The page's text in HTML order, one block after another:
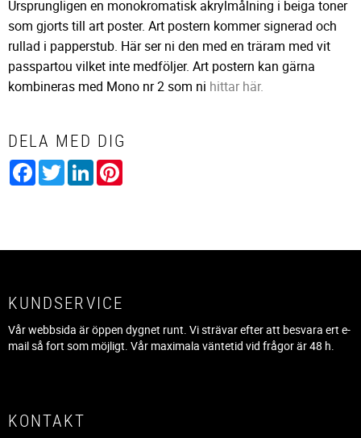
Ursprungligen en monokromatisk akrylmålning i beiga toner
som gjorts till art poster. Art postern kommer signerad och
rullad i papperstub. Här ser ni den med en träram med vit
passpartou vilket inte medföljer. Art postern kan gärna
kombineras med Mono nr 2 som ni hittar här.
DELA MED DIG
Facebook
TwitterLinkedIn
KUNDSERVICE
Vår webbsida är öppen dygnet runt. Vi strävar efter att besvara ert e-
mail så fort som möjligt. Vår maximala väntetid vid frågor är 48 h.
KONTAKT